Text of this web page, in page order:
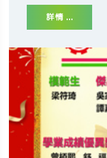
詳情 ...